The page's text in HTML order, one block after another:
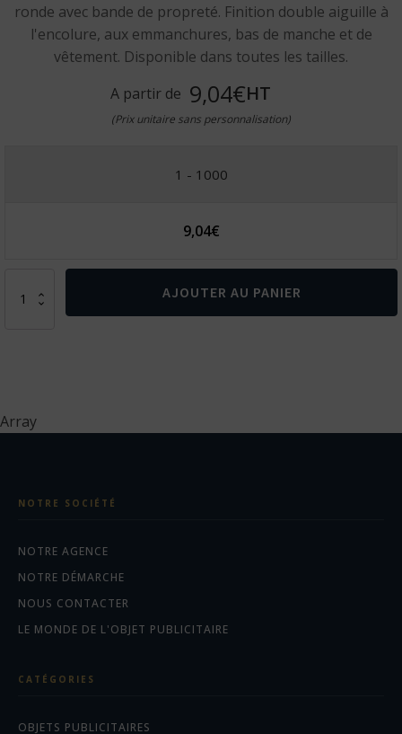
ronde avec bande de propreté. Finition double aiguille à
l'encolure, aux emmanchures, bas de manche et de
vêtement. Disponible dans toutes les tailles.
A partir de 9,04€HT
(Prix unitaire sans personnalisation)
1 - 1000
9,04€
homme
AJOUTER AU PANIER
Array
NOTRE SOCIÉTÉ
NOTRE AGENCE
NOTRE DÉMARCHE
NOUS CONTACTER
LE MONDE DE L'OBJET PUBLICITAIRE
CATÉGORIES
OBJETS PUBLICITAIRES